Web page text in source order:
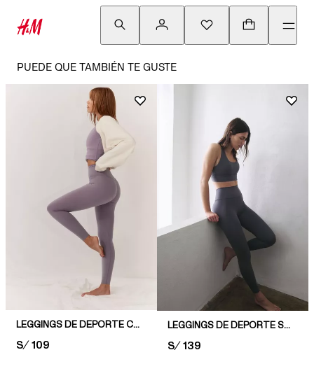
PUEDE QUE TAMBIÉN TE GUSTE
LEGGINGS DE DEPORTE CON SOFTMOVE™
PRICE:
S/ 109
LEGGINGS DE DEPORTE SOFTMOVE™ CON BOLSILLOS
PRICE:
S/ 139